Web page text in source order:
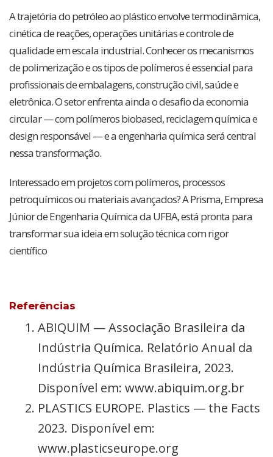
A trajetória do petróleo ao plástico envolve termodinâmica,
cinética de reações, operações unitárias e controle de
qualidade em escala industrial. Conhecer os mecanismos
de polimerização e os tipos de polímeros é essencial para
profissionais de embalagens, construção civil, saúde e
eletrônica. O setor enfrenta ainda o desafio da economia
circular — com polímeros biobased, reciclagem química e
design responsável — e a engenharia química será central
nessa transformação.
Interessado em projetos com polímeros, processos
petroquímicos ou materiais avançados? A Prisma, Empresa
Júnior de Engenharia Química da UFBA, está pronta para
transformar sua ideia em solução técnica com rigor
científico
Referências
ABIQUIM — Associação Brasileira da
Indústria Química. Relatório Anual da
Indústria Química Brasileira, 2023.
Disponível em: www.abiquim.org.br
PLASTICS EUROPE. Plastics — the Facts
2023. Disponível em:
www.plasticseurope.org